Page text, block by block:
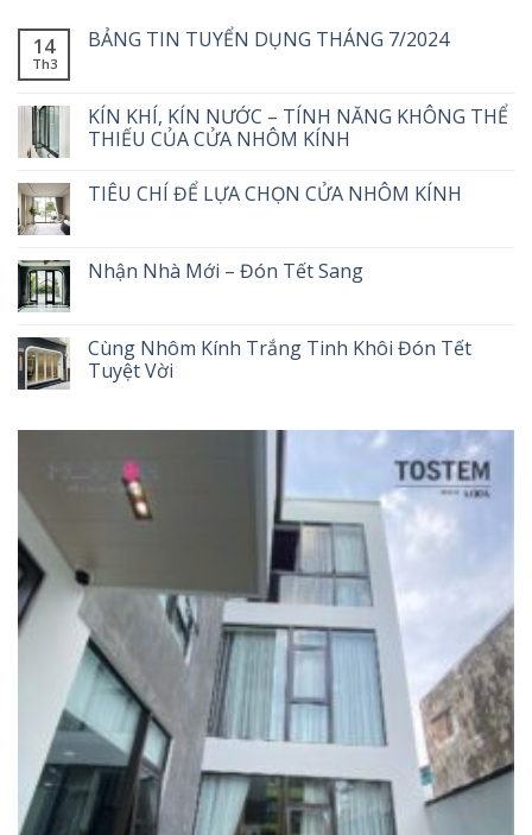
14
Th3
BẢNG TIN TUYỂN DỤNG THÁNG 7/2024
KÍN KHÍ, KÍN NƯỚC – TÍNH NĂNG KHÔNG THỂ
THIẾU CỦA CỬA NHÔM KÍNH
TIÊU CHÍ ĐỂ LỰA CHỌN CỬA NHÔM KÍNH
Nhận Nhà Mới – Đón Tết Sang
Cùng Nhôm Kính Trắng Tinh Khôi Đón Tết
Tuyệt Vời